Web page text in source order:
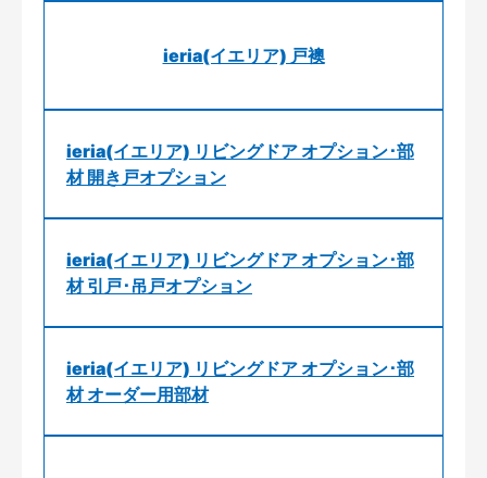
ieria(イエリア) 戸襖
ieria(イエリア) リビングドア オプション･部
材 開き戸オプション
ieria(イエリア) リビングドア オプション･部
材 引戸･吊戸オプション
ieria(イエリア) リビングドア オプション･部
材 オーダー用部材